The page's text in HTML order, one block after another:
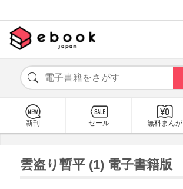
新刊 セール 無料まんが
雲盗り暫平 (1) 電子書籍版